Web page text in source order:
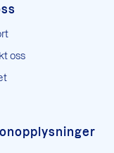
oss